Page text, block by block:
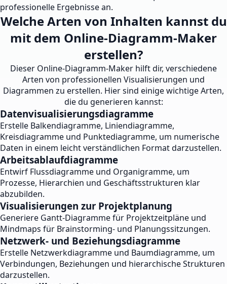
professionelle Ergebnisse an.
Welche Arten von Inhalten kannst du
mit dem Online-Diagramm-Maker
erstellen?
Dieser Online-Diagramm-Maker hilft dir, verschiedene
Arten von professionellen Visualisierungen und
Diagrammen zu erstellen. Hier sind einige wichtige Arten,
die du generieren kannst:
Datenvisualisierungsdiagramme
Erstelle Balkendiagramme, Liniendiagramme,
Kreisdiagramme und Punktediagramme, um numerische
Daten in einem leicht verständlichen Format darzustellen.
Arbeitsablaufdiagramme
Entwirf Flussdiagramme und Organigramme, um
Prozesse, Hierarchien und Geschäftsstrukturen klar
abzubilden.
Visualisierungen zur Projektplanung
Generiere Gantt-Diagramme für Projektzeitpläne und
Mindmaps für Brainstorming- und Planungssitzungen.
Netzwerk- und Beziehungsdiagramme
Erstelle Netzwerkdiagramme und Baumdiagramme, um
Verbindungen, Beziehungen und hierarchische Strukturen
darzustellen.